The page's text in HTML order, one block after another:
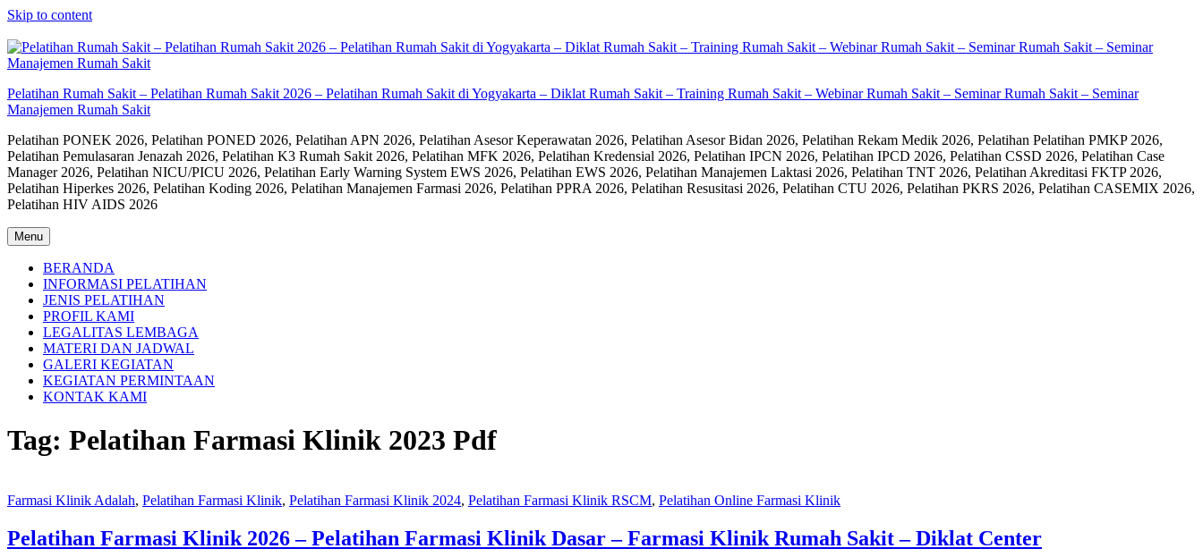
Skip to content
Pelatihan Rumah Sakit – Pelatihan Rumah Sakit 2026 – Pelatihan Rumah Sakit di Yogyakarta – Diklat Rumah Sakit – Training Rumah Sakit – Webinar Rumah Sakit – Seminar Rumah Sakit – Seminar
Manajemen Rumah Sakit
Pelatihan PONEK 2026, Pelatihan PONED 2026, Pelatihan APN 2026, Pelatihan Asesor Keperawatan 2026, Pelatihan Asesor Bidan 2026, Pelatihan Rekam Medik 2026, Pelatihan Pelatihan PMKP 2026,
Pelatihan Pemulasaran Jenazah 2026, Pelatihan K3 Rumah Sakit 2026, Pelatihan MFK 2026, Pelatihan Kredensial 2026, Pelatihan IPCN 2026, Pelatihan IPCD 2026, Pelatihan CSSD 2026, Pelatihan Case
Manager 2026, Pelatihan NICU/PICU 2026, Pelatihan Early Warning System EWS 2026, Pelatihan EWS 2026, Pelatihan Manajemen Laktasi 2026, Pelatihan TNT 2026, Pelatihan Akreditasi FKTP 2026,
Pelatihan Hiperkes 2026, Pelatihan Koding 2026, Pelatihan Manajemen Farmasi 2026, Pelatihan PPRA 2026, Pelatihan Resusitasi 2026, Pelatihan CTU 2026, Pelatihan PKRS 2026, Pelatihan CASEMIX 2026,
Pelatihan HIV AIDS 2026
Menu
BERANDA
INFORMASI PELATIHAN
JENIS PELATIHAN
PROFIL KAMI
LEGALITAS LEMBAGA
MATERI DAN JADWAL
GALERI KEGIATAN
KEGIATAN PERMINTAAN
KONTAK KAMI
Tag: Pelatihan Farmasi Klinik 2023 Pdf
Farmasi Klinik Adalah, Pelatihan Farmasi Klinik, Pelatihan Farmasi Klinik 2024, Pelatihan Farmasi Klinik RSCM, Pelatihan Online Farmasi Klinik
Pelatihan Farmasi Klinik 2026 – Pelatihan Farmasi Klinik Dasar – Farmasi Klinik Rumah Sakit – Diklat Center